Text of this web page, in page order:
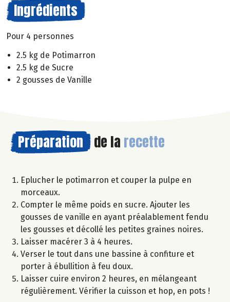
Ingrédients
Pour 4 personnes
2.5 kg de Potimarron
2.5 kg de Sucre
2 gousses de Vanille
Préparation de la recette
Eplucher le potimarron et couper la pulpe en
morceaux.
Compter le même poids en sucre. Ajouter les
gousses de vanille en ayant préalablement fendu
les gousses et décollé les petites graines noires.
Laisser macérer 3 à 4 heures.
Verser le tout dans une bassine à confiture et
porter à ébullition à feu doux.
Laisser cuire environ 2 heures, en mélangeant
régulièrement. Vérifier la cuisson et hop, en pots !